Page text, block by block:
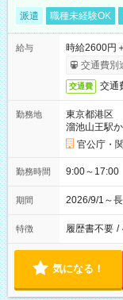
派遣 職種未経験OK
給与
時給2600円
交通費別
交通費 交通
勤務地
東京都港区
溜池山王駅
官公庁・
勤務時間 9:00～17:00
期間 2026/9/1～
特徴 履歴書不要 /
気になる！